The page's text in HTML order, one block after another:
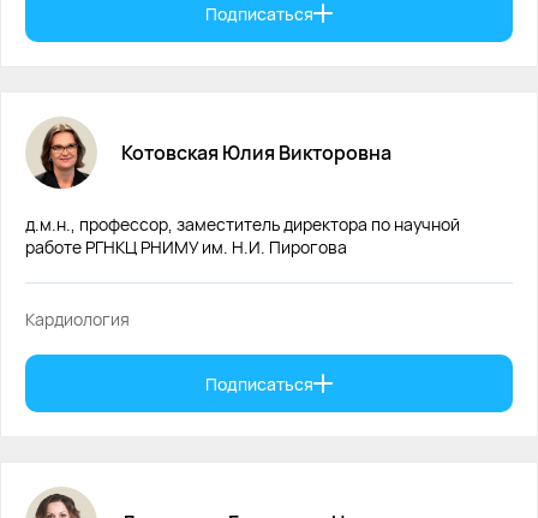
Подписаться
Котовская Юлия Викторовна
д.м.н., профессор, заместитель директора по научной
работе РГНКЦ РНИМУ им. Н.И. Пирогова
Кардиология
Подписаться